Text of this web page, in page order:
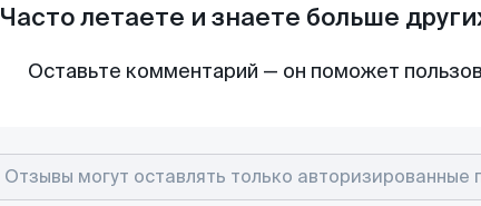
Часто летаете и знаете больше
Оставьте комментарий — он поможет